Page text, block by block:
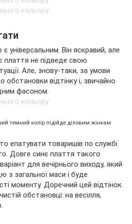
є універсальним. Він яскравий, але
плаття не підведе свою
Але, знову-таки, за умови
відтінку і, звичайно
фасоном.
темний колір підійде діловим жінкам
епатувати товаришів по службі
Довге синє плаття такого
для вечірнього виходу, який
з загальної маси і буде
моменту. Доречний цей відтінок
обстановці: на весілля,